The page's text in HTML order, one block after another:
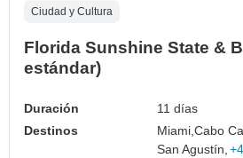
Ciudad y Cultura
Florida Sunshine State &
estándar)
Duración
11 días
Destinos
Miami,Cabo
San Agustín,